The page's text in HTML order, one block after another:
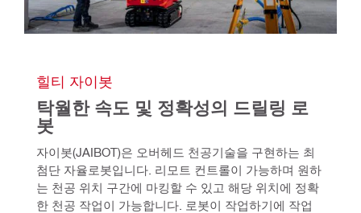
힐티 자이봇
탁월한 속도 및 정확성의 드릴링 로
봇
자이봇(JAIBOT)은 오버헤드 천공기술을 구현하는 최
첨단 자율로봇입니다. 리모트 컨트롤이 가능하며 원하
는 천공 위치 구간에 마킹할 수 있고 해당 위치에 정확
한 천공 작업이 가능합니다. 로봇이 작업하기에 작업